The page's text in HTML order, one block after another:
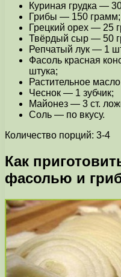
Куриная грудка —
Грибы — 150 грамм;
Грецкий орех — 25
Твёрдый сыр — 50
Репчатый лук — 1
Фасоль красная
штука;
Растительное
Чеснок — 1 зубчик;
Майонез — 3 ст.
Соль — по вкусу.
Количество порций: 3-4
Как
фасолью и